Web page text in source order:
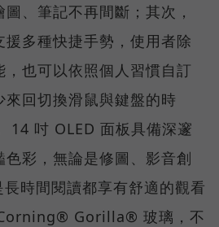
、筆記不再間斷；其次，
多種快捷手勢，使用者除
也可以依照個人習慣自訂
回切換滑鼠與鍵盤的時
14 吋 OLED 面板具備深邃
彩，無論是修圖、影音創
時間閱讀都享有舒適的觀看
Gorilla® 玻璃，不